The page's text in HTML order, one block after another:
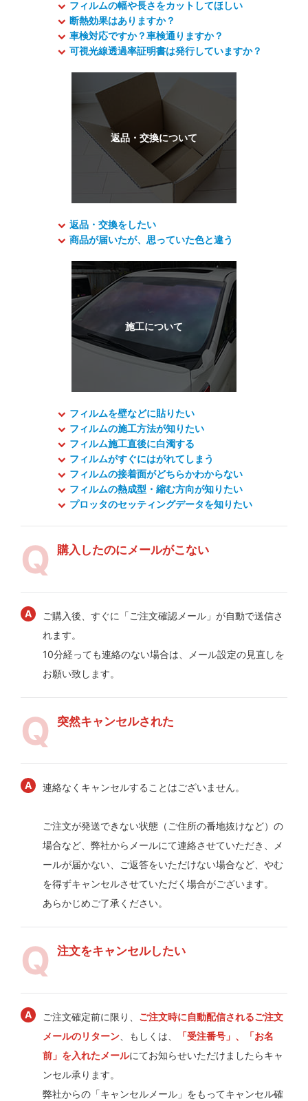
フィルムの幅や長さをカットしてほしい
断熱効果はありますか？
車検対応ですか？車検通りますか？
可視光線透過率証明書は発行していますか？
返品・交換をしたい
商品が届いたが、思っていた色と違う
フィルムを壁などに貼りたい
フィルムの施工方法が知りたい
フィルム施工直後に白濁する
フィルムがすぐにはがれてしまう
フィルムの接着面がどちらかわからない
フィルムの熱成型・縮む方向が知りたい
プロッタのセッティングデータを知りたい
購入したのにメールがこない
ご購入後、すぐに「ご注文確認メール」が自動で送信さ
れます。
10分経っても連絡のない場合は、メール設定の見直しを
お願い致します。
突然キャンセルされた
連絡なくキャンセルすることはございません。
ご注文が発送できない状態（ご住所の番地抜けなど）の
場合など、弊社からメールにて連絡させていただき、メ
ールが届かない、ご返答をいただけない場合など、やむ
を得ずキャンセルさせていただく場合がございます。
あらかじめご了承ください。
注文をキャンセルしたい
ご注文確定前に限り、 ご注文時に自動配信されるご注文
メールのリターン 、もしくは、
「受注番号」、「お名
前」を入れたメールにてお知らせいただけましたらキャ
ンセル承ります。
弊社からの「キャンセルメール」をもってキャンセル確